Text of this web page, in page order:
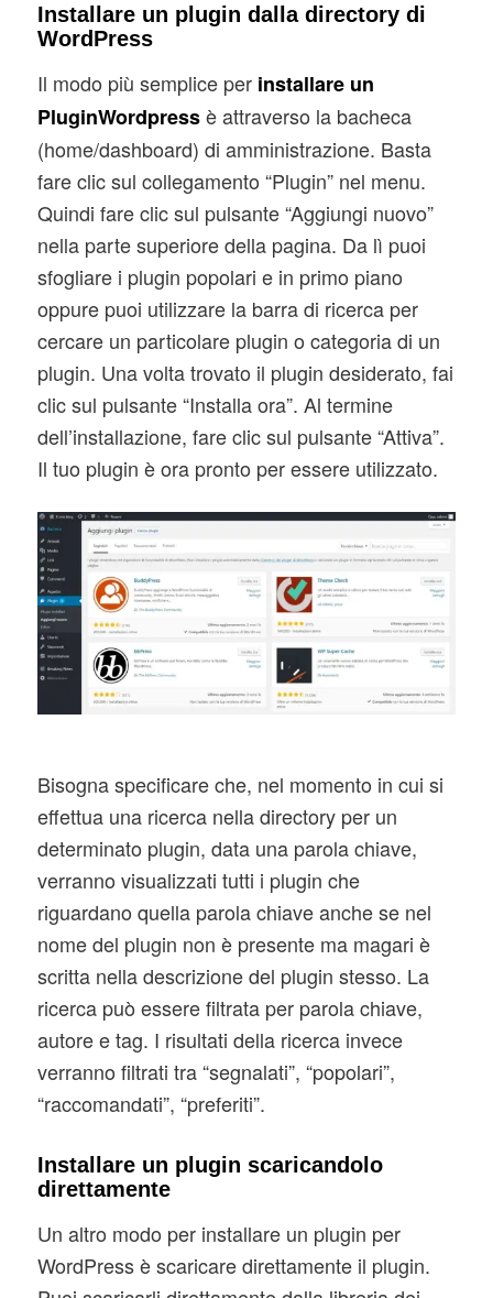
Installare un plugin dalla directory di
WordPress
Il modo più semplice per installare un
PluginWordpressè attraverso la bacheca
(home/dashboard) di amministrazione. Basta
fare clic sul collegamento “Plugin” nel menu.
Quindi fare clic sul pulsante “Aggiungi nuovo”
nella parte superiore della pagina. Da lì puoi
sfogliare i plugin popolari e in primo piano
oppure puoi utilizzare la barra di ricerca per
cercare un particolare plugin o categoria di un
plugin. Una volta trovato il plugin desiderato, fai
clic sul pulsante “Installa ora”. Al termine
dell’installazione, fare clic sul pulsante “Attiva”.
Il tuo plugin è ora pronto per essere utilizzato.
Bisogna specificare che, nel momento in cui si
effettua una ricerca nella directory per un
determinato plugin, data una parola chiave,
verranno visualizzati tutti i plugin che
riguardano quella parola chiave anche se nel
nome del plugin non è presente ma magari è
scritta nella descrizione del plugin stesso. La
ricerca può essere filtrata per parola chiave,
autore e tag. I risultati della ricerca invece
verranno filtrati tra “segnalati”, “popolari”,
“raccomandati”, “preferiti”.
Installare un plugin scaricandolo
direttamente
Un altro modo per installare un plugin per
WordPress è scaricare direttamente il plugin.